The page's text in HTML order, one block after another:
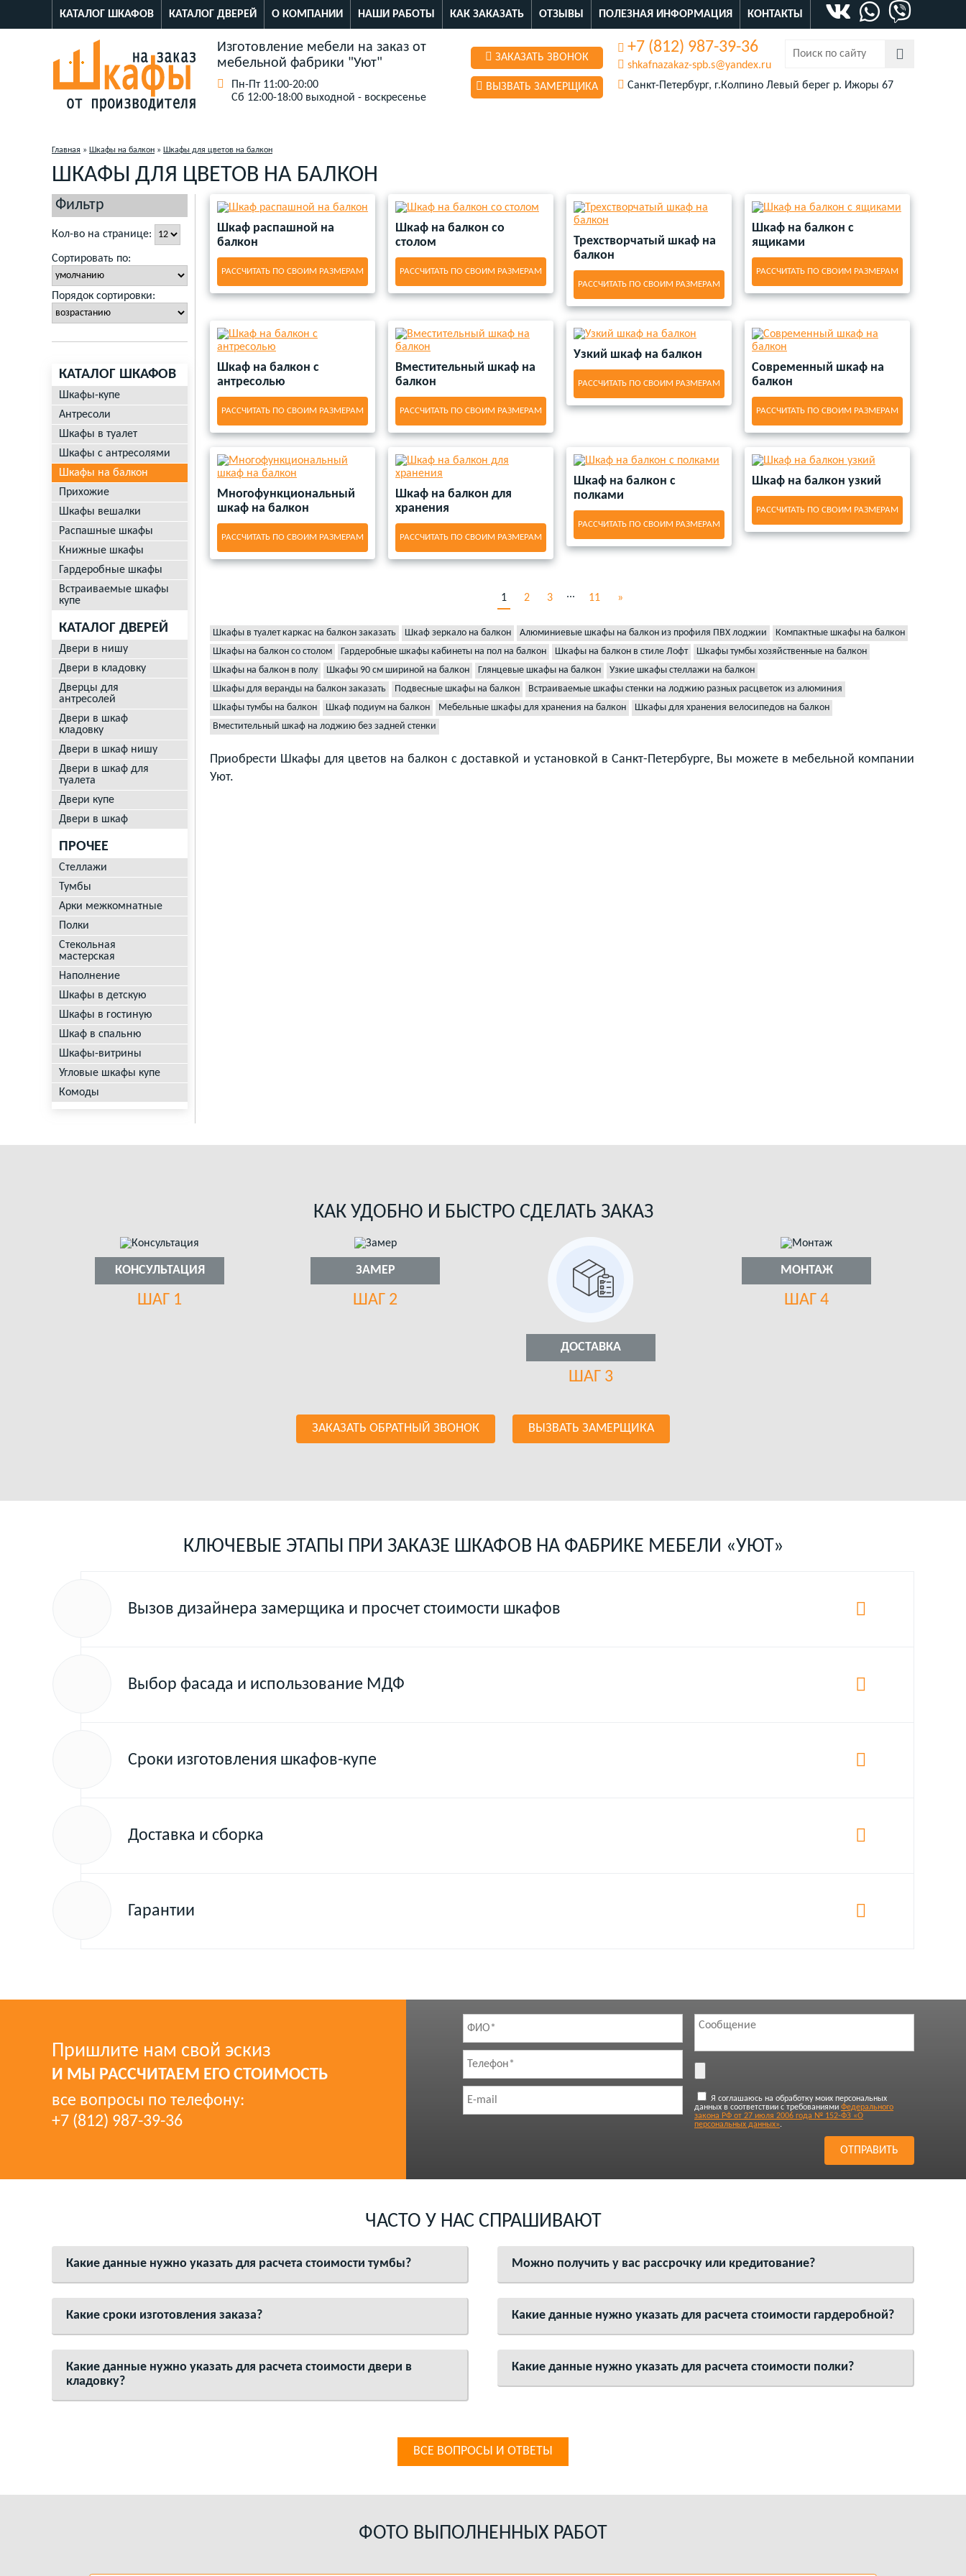
КАТАЛОГ ШКАФОВ КАТАЛОГ ДВЕРЕЙ О КОМПАНИИ НАШИ РАБОТЫ КАК ЗАКАЗАТЬ ОТЗЫВЫ ПОЛЕЗНАЯ ИНФОРМАЦИЯ КОНТАКТЫ
Изготовление мебели на заказ от
мебельной фабрики "Уют"
Пн-Пт 11:00-20:00
Сб 12:00-18:00 выходной - воскресенье
+7 (812) 987-39-36
shkafnazakaz-spb.s@yandex.ru
Санкт-Петербург, г.Колпино Левый берег р. Ижоры 67
ЗАКАЗАТЬ ЗВОНОК
ВЫЗВАТЬ ЗАМЕРЩИКА
Главная » Шкафы на балкон » Шкафы для цветов на балкон
ШКАФЫ ДЛЯ ЦВЕТОВ НА БАЛКОН
Фильтр
Кол-во на странице:
Сортировать по:
Порядок сортировки:
КАТАЛОГ ШКАФОВ
Шкафы-купе
Антресоли
Шкафы в туалет
Шкафы с антресолями
Шкафы на балкон
Прихожие
Шкафы вешалки
Распашные шкафы
Книжные шкафы
Гардеробные шкафы
Встраиваемые шкафы
купе
КАТАЛОГ ДВЕРЕЙ
Двери в нишу
Двери в кладовку
Дверцы для
антресолей
Двери в шкаф
кладовку
Двери в шкаф нишу
Двери в шкаф для
туалета
Двери купе
Двери в шкаф
ПРОЧЕЕ
Стеллажи
Тумбы
Арки межкомнатные
Полки
Стекольная
мастерская
Наполнение
Шкафы в детскую
Шкафы в гостиную
Шкаф в спальню
Шкафы-витрины
Угловые шкафы купе
Комоды
Шкаф распашной на
балкон
РАССЧИТАТЬ ПО СВОИМ РАЗМЕРАМ
Шкаф на балкон со
столом
РАССЧИТАТЬ ПО СВОИМ РАЗМЕРАМ
Трехстворчатый шкаф на
балкон
РАССЧИТАТЬ ПО СВОИМ РАЗМЕРАМ
Шкаф на балкон с
ящиками
РАССЧИТАТЬ ПО СВОИМ РАЗМЕРАМ
Шкаф на балкон с
антресолью
РАССЧИТАТЬ ПО СВОИМ РАЗМЕРАМ
Вместительный шкаф на
балкон
РАССЧИТАТЬ ПО СВОИМ РАЗМЕРАМ
Узкий шкаф на балкон
РАССЧИТАТЬ ПО СВОИМ РАЗМЕРАМ
Современный шкаф на
балкон
РАССЧИТАТЬ ПО СВОИМ РАЗМЕРАМ
Многофункциональный
шкаф на балкон
РАССЧИТАТЬ ПО СВОИМ РАЗМЕРАМ
Шкаф на балкон для
хранения
РАССЧИТАТЬ ПО СВОИМ РАЗМЕРАМ
Шкаф на балкон с
полками
РАССЧИТАТЬ ПО СВОИМ РАЗМЕРАМ
Шкаф на балкон узкий
РАССЧИТАТЬ ПО СВОИМ РАЗМЕРАМ
1 2 3 ... 11 »
Шкафы в туалет каркас на балкон заказать Шкаф зеркало на балкон Алюминиевые шкафы на балкон из профиля ПВХ лоджии
Компактные шкафы на балкон
Шкафы на балкон со столом
Гардеробные шкафы кабинеты на пол на балкон Шкафы на балкон в стиле Лофт
Шкафы тумбы хозяйственные на балкон
Шкафы на балкон в полу
Шкафы 90 см шириной на балкон Глянцевые шкафы на балкон
Узкие шкафы стеллажи на балкон
Шкафы для веранды на балкон заказать
Подвесные шкафы на балкон
Встраиваемые шкафы стенки на лоджию разных расцветок из алюминия
Шкафы тумбы на балкон
Шкаф подиум на балкон Мебельные шкафы для хранения на балкон
Шкафы для хранения велосипедов на балкон
Вместительный шкаф на лоджию без задней стенки
Приобрести Шкафы для цветов на балкон с доставкой и установкой в Санкт-Петербурге, Вы можете в мебельной компании
Уют.
КАК УДОБНО И БЫСТРО СДЕЛАТЬ ЗАКАЗ
КОНСУЛЬТАЦИЯ
ШАГ 1
ЗАМЕР
ШАГ 2
ДОСТАВКА
ШАГ 3
МОНТАЖ
ШАГ 4
ЗАКАЗАТЬ ОБРАТНЫЙ ЗВОНОК ВЫЗВАТЬ ЗАМЕРЩИКА
КЛЮЧЕВЫЕ ЭТАПЫ ПРИ ЗАКАЗЕ ШКАФОВ НА ФАБРИКЕ МЕБЕЛИ «УЮТ»
Вызов дизайнера замерщика и просчет стоимости шкафов
Выбор фасада и использование МДФ
Сроки изготовления шкафов-купе
Доставка и сборка
Гарантии
Пришлите нам свой эскиз
И МЫ РАССЧИТАЕМ ЕГО СТОИМОСТЬ
все вопросы по телефону:
+7 (812) 987-39-36
Я соглашаюсь на обработку моих персональных
данных в соответствии с требованиями Федерального
закона РФ от 27 июля 2006 года № 152-ФЗ «О
персональных данных».
ЧАСТО У НАС СПРАШИВАЮТ
Какие данные нужно указать для расчета стоимости тумбы? Можно получить у вас рассрочку или кредитование?
Какие сроки изготовления заказа? Какие данные нужно указать для расчета стоимости гардеробной?
Какие данные нужно указать для расчета стоимости двери в
кладовку?
Какие данные нужно указать для расчета стоимости полки?
ВСЕ ВОПРОСЫ И ОТВЕТЫ
ФОТО ВЫПОЛНЕННЫХ РАБОТ